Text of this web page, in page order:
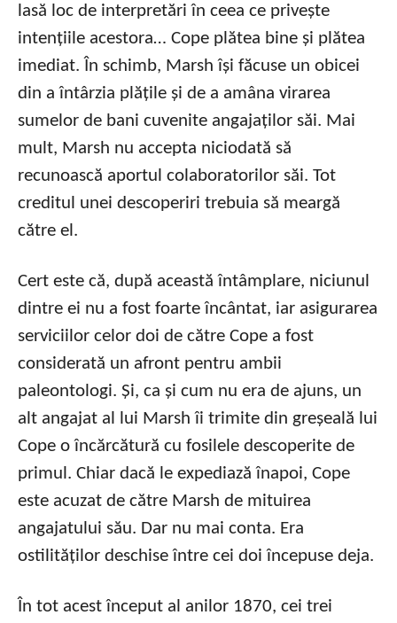
lasă loc de interpretări în ceea ce privește
intențiile acestora… Cope plătea bine și plătea
imediat. În schimb, Marsh își făcuse un obicei
din a întârzia plățile și de a amâna virarea
sumelor de bani cuvenite angajaților săi. Mai
mult, Marsh nu accepta niciodată să
recunoască aportul colaboratorilor săi. Tot
creditul unei descoperiri trebuia să meargă
către el.
Cert este că, după această întâmplare, niciunul
dintre ei nu a fost foarte încântat, iar asigurarea
serviciilor celor doi de către Cope a fost
considerată un afront pentru ambii
paleontologi. Și, ca și cum nu era de ajuns, un
alt angajat al lui Marsh îi trimite din greșeală lui
Cope o încărcătură cu fosilele descoperite de
primul. Chiar dacă le expediază înapoi, Cope
este acuzat de către Marsh de mituirea
angajatului său. Dar nu mai conta. Era
ostilităților deschise între cei doi începuse deja.
În tot acest început al anilor 1870, cei trei